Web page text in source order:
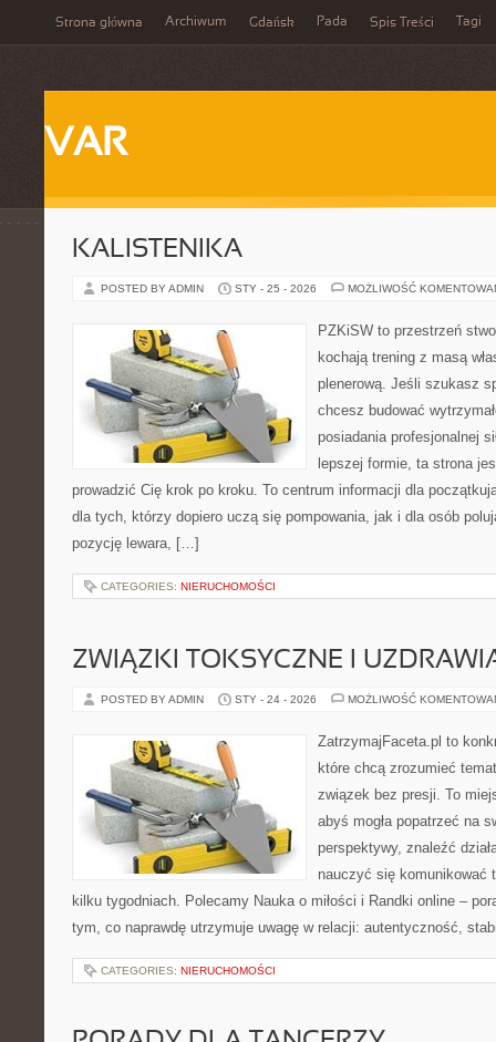
Strona główna Archiwum Gdańsk Pada Spis Treści Tagi
VAR
KALISTENIKA
POSTED BY ADMIN STY - 25 - 2026 MOŻLIWOŚĆ
PZKiSW to przestrzeń
kochają trening z masą
plenerową. Jeśli szukasz
chcesz budować
posiadania profesjonalnej
lepszej formie, ta strona
prowadzić Cię krok po kroku. To centrum informacji dla
dla tych, którzy dopiero uczą się pompowania, jak i dla osób
pozycję lewara, […]
CATEGORIES: NIERUCHOMOŚCI
ZWIĄZKI TOKSYCZNE I
POSTED BY ADMIN STY - 24 - 2026 MOŻLIWOŚĆ
ZatrzymajFaceta.pl to
które chcą zrozumieć
związek bez presji. To
abyś mogła popatrzeć na
perspektywy, znaleźć
nauczyć się komunikować
kilku tygodniach. Polecamy Nauka o miłości i Randki online –
tym, co naprawdę utrzymuje uwagę w relacji: autentyczność,
CATEGORIES: NIERUCHOMOŚCI